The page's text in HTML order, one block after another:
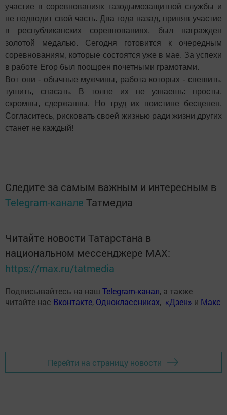
участие в соревнованиях газодымозащитной службы и
не подводит свой часть. Два года назад, приняв участие
в республиканских соревнованиях, был награжден
золотой медалью. Сегодня готовится к очередным
соревнованиям, которые состоятся уже в мае. За успехи
в работе Егор был поощрен почетными грамотами.
Вот они - обычные мужчины, работа которых - спешить,
тушить, спасать. В толпе их не узнаешь: просты,
скромны, сдержанны. Но труд их поистине бесценен.
Согласитесь, рисковать своей жизнью ради жизни других
станет не каждый!
Следите за самым важным и интересным в
Telegram-канале Татмедиа
Читайте новости Татарстана в
национальном мессенджере MАХ:
https://max.ru/tatmedia
Подписывайтесь на наш Telegram-канал, а также
читайте нас Вконтакте, Одноклассниках, «Дзен» и Макс
Перейти на страницу новости